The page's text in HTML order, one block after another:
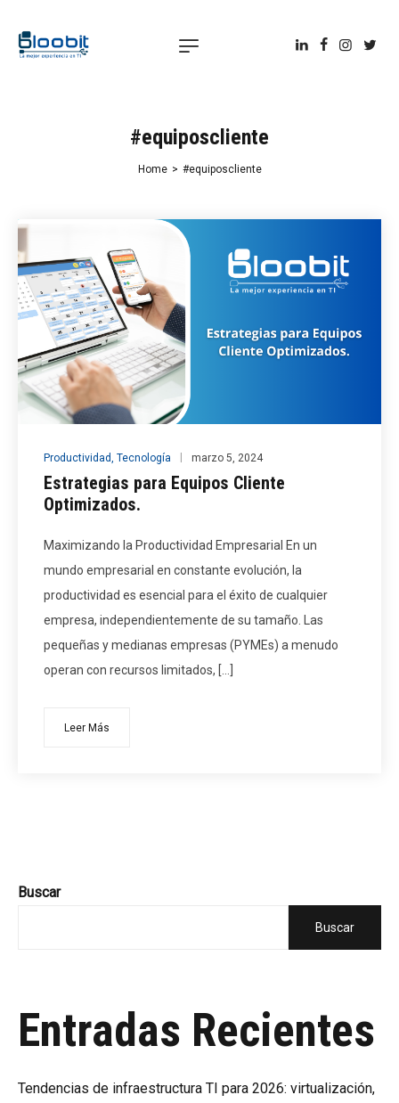
#equiposcliente
Home > #equiposcliente
Buscar
Buscar
Entradas Recientes
Tendencias de infraestructura TI para 2026: virtualización,
Productividad, Tecnología marzo 5, 2024
Estrategias para Equipos Cliente
Optimizados.
Maximizando la Productividad Empresarial En un
mundo empresarial en constante evolución, la
productividad es esencial para el éxito de cualquier
empresa, independientemente de su tamaño. Las
pequeñas y medianas empresas (PYMEs) a menudo
operan con recursos limitados, […]
Leer Más